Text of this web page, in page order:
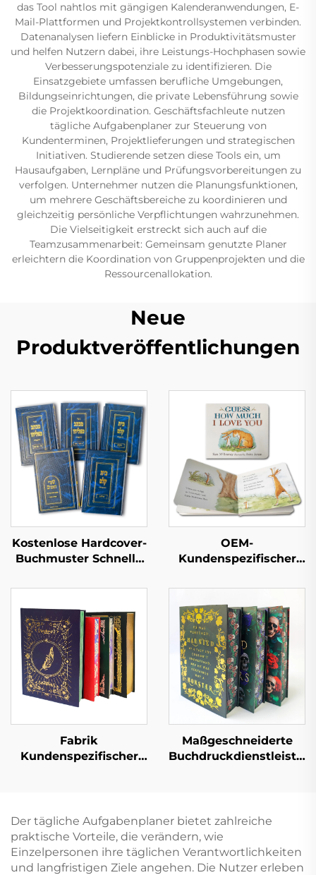
das Tool nahtlos mit gängigen Kalenderanwendungen, E-
Mail-Plattformen und Projektkontrollsystemen verbinden.
Datenanalysen liefern Einblicke in Produktivitätsmuster
und helfen Nutzern dabei, ihre Leistungs-Hochphasen sowie
Verbesserungspotenziale zu identifizieren. Die
Einsatzgebiete umfassen berufliche Umgebungen,
Bildungseinrichtungen, die private Lebensführung sowie
die Projektkoordination. Geschäftsfachleute nutzen
tägliche Aufgabenplaner zur Steuerung von
Kundenterminen, Projektlieferungen und strategischen
Initiativen. Studierende setzen diese Tools ein, um
Hausaufgaben, Lernpläne und Prüfungsvorbereitungen zu
verfolgen. Unternehmer nutzen die Planungsfunktionen,
um mehrere Geschäftsbereiche zu koordinieren und
gleichzeitig persönliche Verpflichtungen wahrzunehmen.
Die Vielseitigkeit erstreckt sich auch auf die
Teamzusammenarbeit: Gemeinsam genutzte Planer
erleichtern die Koordination von Gruppenprojekten und die
Ressourcenallokation.
Neue
Produktveröffentlichungen
Kostenlose Hardcover-
Buchmuster Schnelle
Buchdruck
Kundenspezifischer
Hardcover-Buch-Set-
Druck
OEM-
Kundenspezifischer
Gute und
pädagogische Kinder-
Geschichtenbücher
Englische interaktive
Kinder-
Pappbilderbücher-
Druck
Fabrik
Kundenspezifischer
Buchdruck mit
lackierten Kanten
Hardcover-Fotoalbum
mit goldenen Kanten
Maßgeschneiderte
Romanbuch mit
Schutzumschlag
Der tägliche Aufgabenplaner bietet zahlreiche
praktische Vorteile, die verändern, wie
Einzelpersonen ihre täglichen Verantwortlichkeiten
und langfristigen Ziele angehen. Die Nutzer erleben